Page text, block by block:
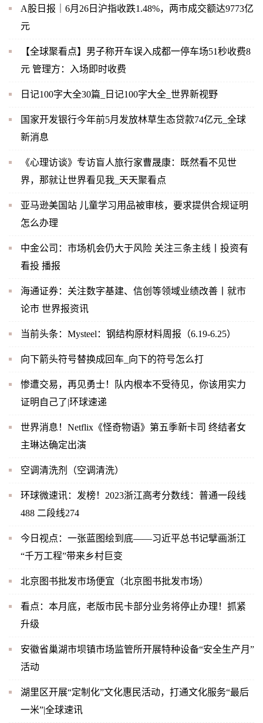
A股日报｜6月26日沪指收跌1.48%，两市成交额达9773亿
元
【全球聚看点】男子称开车误入成都一停车场51秒收费8
元 管理方：入场即时收费
日记100字大全30篇_日记100字大全_世界新视野
国家开发银行今年前5月发放林草生态贷款74亿元_全球
新消息
《心理访谈》专访盲人旅行家曹晟康：既然看不见世
界，那就让世界看见我_天天聚看点
亚马逊美国站 儿童学习用品被审核，要求提供合规证明
怎么办理
中金公司：市场机会仍大于风险 关注三条主线丨投资有
看投 播报
海通证券：关注数字基建、信创等领域业绩改善丨就市
论市 世界报资讯
当前头条：Mysteel：钢结构原材料周报（6.19-6.25）
向下箭头符号替换成回车_向下的符号怎么打
惨遭交易，再见勇士！队内根本不受待见，你该用实力
证明自己了|环球速递
世界消息！Netflix《怪奇物语》第五季新卡司 终结者女
主琳达确定出演
空调清洗剂（空调清洗）
环球微速讯：发榜！2023浙江高考分数线：普通一段线
488 二段线274
今日视点：一张蓝图绘到底——习近平总书记擘画浙江
“千万工程”带来乡村巨变
北京图书批发市场便宜（北京图书批发市场）
看点：本月底，老版市民卡部分业务将停止办理！抓紧
升级
安徽省巢湖市坝镇市场监管所开展特种设备“安全生产月”
活动
湖里区开展“定制化”文化惠民活动，打通文化服务“最后
一米”|全球速讯